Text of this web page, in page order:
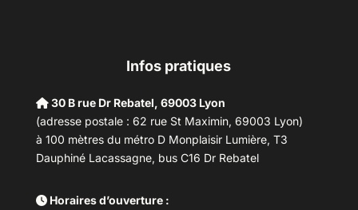
Infos pratiques
30 B rue Dr Rebatel, 69003 Lyon
(adresse postale : 62 rue St Maximin, 69003 Lyon)
à 100 mètres du métro D Monplaisir Lumière, T3
Dauphiné Lacassagne, bus C16 Dr Rebatel
Horaires d’ouverture :